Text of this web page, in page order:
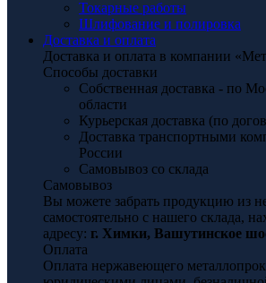
Токарные работы
Шлифование и полировка
Доставка и оплата
Доставка и оплата в компании
Способы доставки
Собственная доставка - по
области
Курьерская доставка (по
Доставка транспортными
России
Самовывоз со склада
Самовывоз
Вы можете забрать продукцию из
самостоятельно с нашего склада,
адресу: г. Химки, Вашутинское
Оплата
Оплата нержавеющего